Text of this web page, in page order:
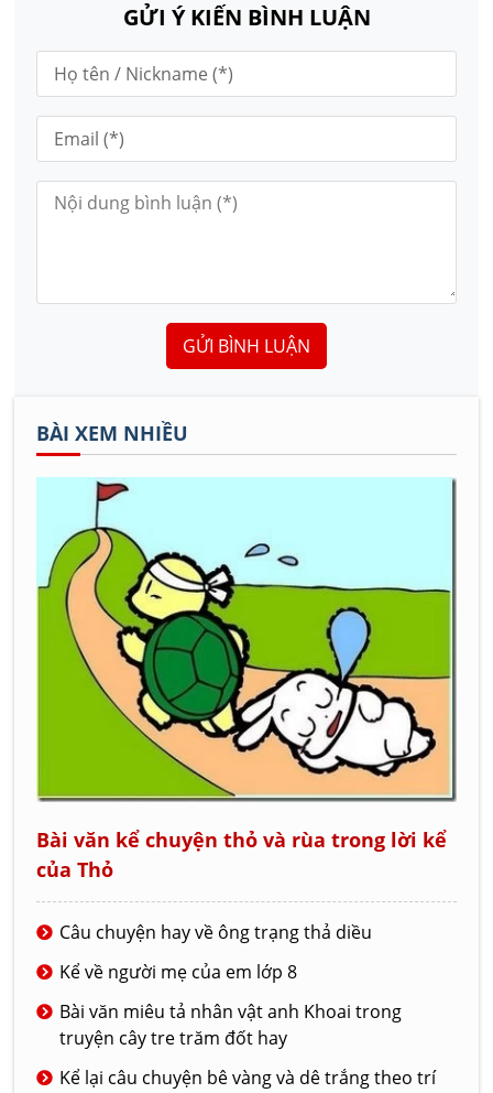
GỬI Ý KIẾN BÌNH LUẬN
GỬI BÌNH LUẬN
BÀI XEM NHIỀU
Bài văn kể chuyện thỏ và rùa trong lời kể
của Thỏ
Câu chuyện hay về ông trạng thả diều
Kể về người mẹ của em lớp 8
Bài văn miêu tả nhân vật anh Khoai trong
truyện cây tre trăm đốt hay
Kể lại câu chuyện bê vàng và dê trắng theo trí